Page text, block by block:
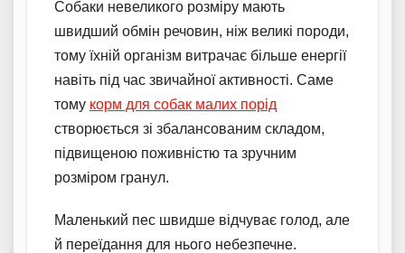
Собаки невеликого розміру мають
швидший обмін речовин, ніж великі породи,
тому їхній організм витрачає більше енергії
навіть під час звичайної активності. Саме
тому корм для собак малих порід
створюється зі збалансованим складом,
підвищеною поживністю та зручним
розміром гранул.
Маленький пес швидше відчуває голод, але
й переїдання для нього небезпечне.